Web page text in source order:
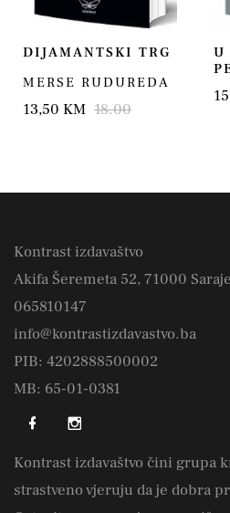
DIJAMANTSKI TRG
MERSE RUDUREDA
13,50 KM 18.00
U
Kontrast izdavaštvo
Akifa Šeremeta 52, 71000
065810147
info@kontrastizdavastvo.ba
PIB: 4202888500002
MB: 65-01-0381
Kontrast izdavaštvo čini grupa
strastveno vjeruju da je dobra